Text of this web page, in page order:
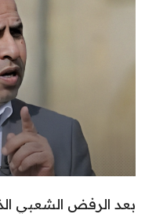
بعد الرفض الشعبي